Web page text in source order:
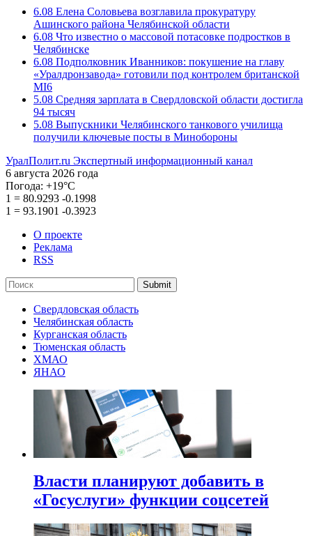
6.08 Елена Соловьева возглавила прокуратуру
Ашинского района Челябинской области
6.08 Что известно о массовой потасовке подростков в
Челябинске
6.08 Подполковник Иванников: покушение на главу
«Уралдронзавода» готовили под контролем британской
MI6
5.08 Средняя зарплата в Свердловской области достигла
94 тысяч
5.08 Выпускники Челябинского танкового училища
получили ключевые посты в Минобороны
УралПолит.ru Экспертный информационный канал
6 августа 2026 года
Погода: +19°С
1 = 80.9293 -0.1998
1 = 93.1901 -0.3923
О проекте
Реклама
RSS
Submit
Свердловская область
Челябинская область
Курганская область
Тюменская область
ХМАО
ЯНАО
Власти планируют добавить в
«Госуслуги» функции соцсетей